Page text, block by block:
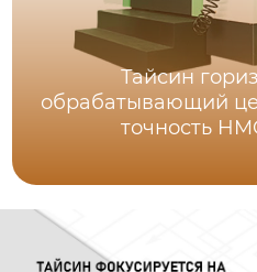
Тайсин
обрабатывающий
точность